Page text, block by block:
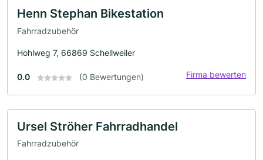
Henn Stephan Bikestation
Fahrradzubehör
Hohlweg 7, 66869 Schellweiler
0.0 (0 Bewertungen) Firma bewerten
Ursel Ströher Fahrradhandel
Fahrradzubehör